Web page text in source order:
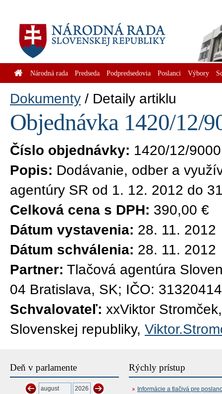
Národná rada Predseda Podpredsedovia Poslanci Výbory
Dokumenty Detaily artiklu
Objednávka 1420/12/
Číslo objednávky: 1420/12/9000
Popis: Dodávanie, odber a
agentúry SR od 1. 12. 2012 do
Celková cena s DPH: 390,00 €
Dátum vystavenia: 28. 11. 2012
Dátum schválenia: 28. 11. 2012
Partner: Tlačová agentúra
04 Bratislava, SK; IČO: 31320414
Schvalovateľ: xxViktor
Slovenskej republiky,
Deň v parlamente Rýchly prístup
Informácie a tlačivá pre